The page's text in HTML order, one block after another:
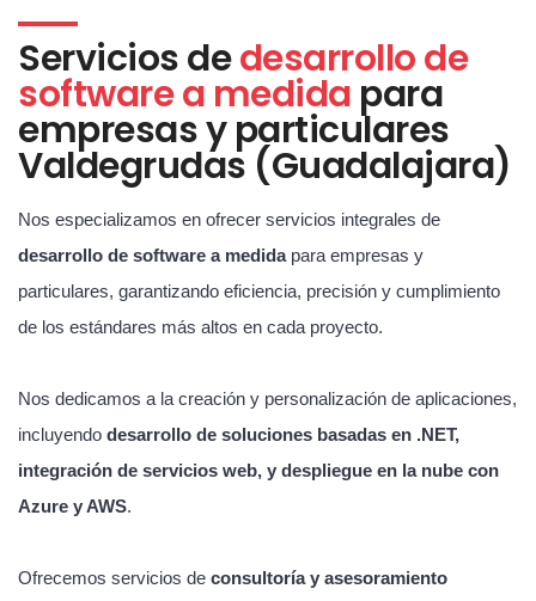
Servicios dedesarrollo de
software a medida para
empresas y particulares
Valdegrudas (Guadalajara)
Nos especializamos en ofrecer servicios integrales de
desarrollo de software a medidapara empresas y
particulares, garantizando eficiencia, precisión y cumplimiento
de los estándares más altos en cada proyecto.
Nos dedicamos a la creación y personalización de aplicaciones,
incluyendo desarrollo de soluciones basadas en .NET,
integración de servicios web, y despliegue en la nube con
Azure y AWS.
Ofrecemos servicios de consultoría y asesoramiento